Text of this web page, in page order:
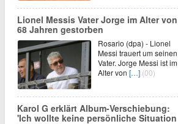
Lionel Messis Vater Jorge im Alter von
68 Jahren gestorben
Rosario (dpa) - Lionel
Messi trauert um seinen
Vater. Jorge Messi ist im
Alter von […] (00)
Karol G erklärt Album-Verschiebung:
'Ich wollte keine persönliche Situation